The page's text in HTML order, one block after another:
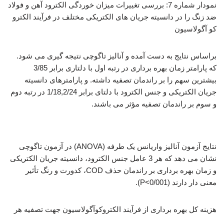
نمودار شماره 7: بررسی تغییرات میزان خوردگی الکترود آهن و فولاد
ضد زنگ را در دانسیته جریان های الکتریکی مختلف در فرآیند الکترو
کو آگولاسیون
براساس نتایج به دست آمده و آنالیز تاگوچی نتیجه گیری می شود.
که پارامتر زمان بهره برداری در رتبه اول با دلتاری برابر 3/85
بیشترین سهم را بر راندمان تصفیه داشته. و پارامترهای دانسیته
جریان الکتریکی و جنس الکترود با دلتای برابر 1/18,2/24 در رتبه دوم
و سوم بر راندمان تصفیه مؤثر می باشند.
نتایج آزمون آنالیز واریانس یک طرفه (ANOVA) در آزمون تاگوچی
نشان می دهد که هر 3 عامل جنس الکترود، دانسیته جریان الکتریکی
و زمان بهره برداری بر راندمان حذف COD، کدورت و رنگ تأثیر
معنی دار دارند (P<0/001).
هزینه کل بهره برداری از فرآیند الکتروکوآگولاسیون جهت تصفیه هر